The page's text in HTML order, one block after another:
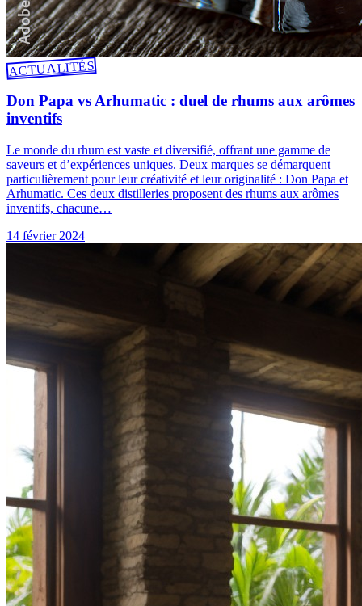
ACTUALITÉS
Don Papa vs Arhumatic : duel de rhums aux arômes
inventifs
Le monde du rhum est vaste et diversifié, offrant une gamme de
saveurs et d’expériences uniques. Deux marques se démarquent
particulièrement pour leur créativité et leur originalité : Don Papa et
Arhumatic. Ces deux distilleries proposent des rhums aux arômes
inventifs, chacune…
14 février 2024